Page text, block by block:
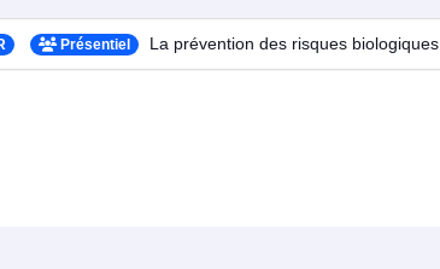
Présentiel La prévention des risques biologiques